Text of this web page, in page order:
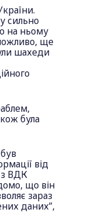
сильно
на ньому
ще
шахеди
була
від
з ВДК
що він
зараз
даних”,